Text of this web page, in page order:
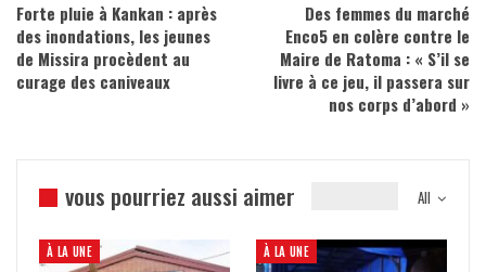
Forte pluie à Kankan : après
des inondations, les jeunes
de Missira procèdent au
curage des caniveaux
Des femmes du marché
Enco5 en colère contre le
Maire de Ratoma : « S’il se
livre à ce jeu, il passera sur
nos corps d’abord »
All
vous pourriez aussi aimer
À LA UNE À LA UNE